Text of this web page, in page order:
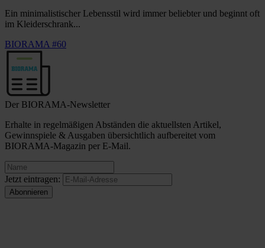
Ein minimalistischer Lebensstil wird immer beliebter und beginnt oft
im Kleiderschrank...
BIORAMA #60
Der BIORAMA-Newsletter
Erhalte in regelmäßigen Abständen die aktuellsten Artikel,
Gewinnspiele & Ausgaben übersichtlich aufbereitet vom
BIORAMA-Magazin per E-Mail.
Jetzt eintragen: